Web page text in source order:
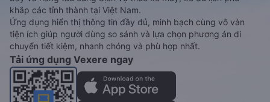
khắp các tỉnh thành tại Việt Nam.
Ứng dụng hiển thị thông tin đầy đủ, minh bạch cùng vô vàn
tiện ích giúp người dùng so sánh và lựa chọn phương án di
chuyển tiết kiệm, nhanh chóng và phù hợp nhất.
Tải ứng dụng Vexere ngay